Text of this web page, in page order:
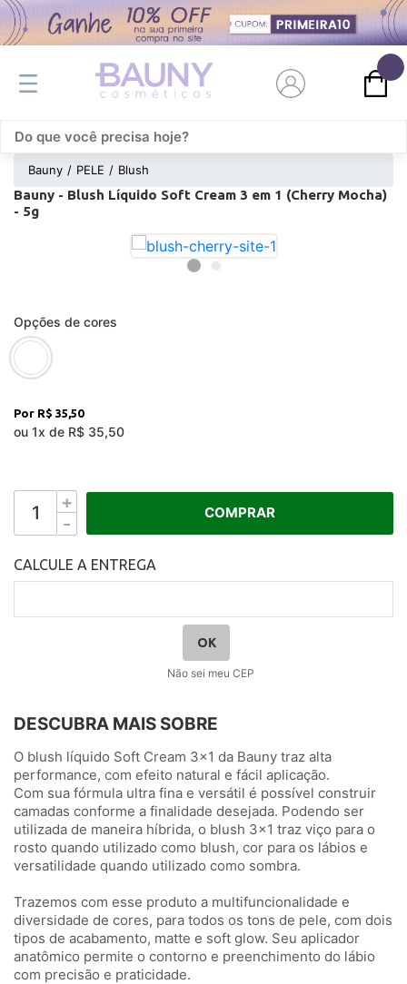
Bauny PELE Blush
Bauny - Blush Líquido Soft Cream 3 em 1 (Cherry Mocha)
- 5g
Opções de cores
R$ 35,50
ou 1x de R$ 35,50
+
-
COMPRAR
Não sei meu CEP
DESCUBRA MAIS SOBRE
O blush líquido Soft Cream 3x1 da Bauny traz alta
performance, com efeito natural e fácil aplicação.
Com sua fórmula ultra fina e versátil é possível construir
camadas conforme a finalidade desejada. Podendo ser
utilizada de maneira híbrida, o blush 3x1 traz viço para o
rosto quando utilizado como blush, cor para os lábios e
versatilidade quando utilizado como sombra.
Trazemos com esse produto a multifuncionalidade e
diversidade de cores, para todos os tons de pele, com dois
tipos de acabamento, matte e soft glow. Seu aplicador
anatômico permite o contorno e preenchimento do lábio
com precisão e praticidade.